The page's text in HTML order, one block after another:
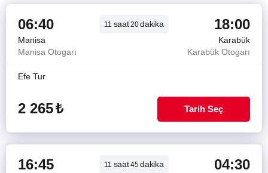
06:40 11 saat20dakika 18:00
Manisa
Karabük
Manisa Otogarı
Karabük Otogarı
Efe Tur
2 265₺ Tarih Seç
16:45 11 saat45dakika 04:30